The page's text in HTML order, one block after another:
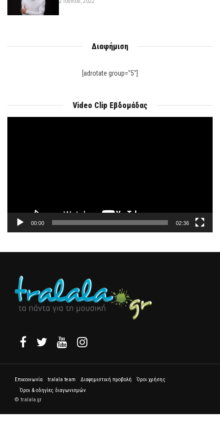
Διαφήμιση
[adrotate group="5"]
Video Clip Εβδομάδας
00:00 02:36
Επικοινωνία tralala team Διαφημιστική προβολή
Όροι χρήσης
Όροι & οδηγίες διαγωνισμών
© tralala.gr